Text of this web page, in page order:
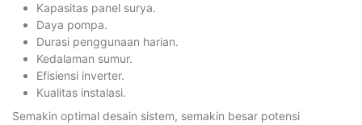
Kapasitas panel surya.
Daya pompa.
Durasi penggunaan harian.
Kedalaman sumur.
Efisiensi inverter.
Kualitas instalasi.
Semakin optimal desain sistem, semakin besar potensi